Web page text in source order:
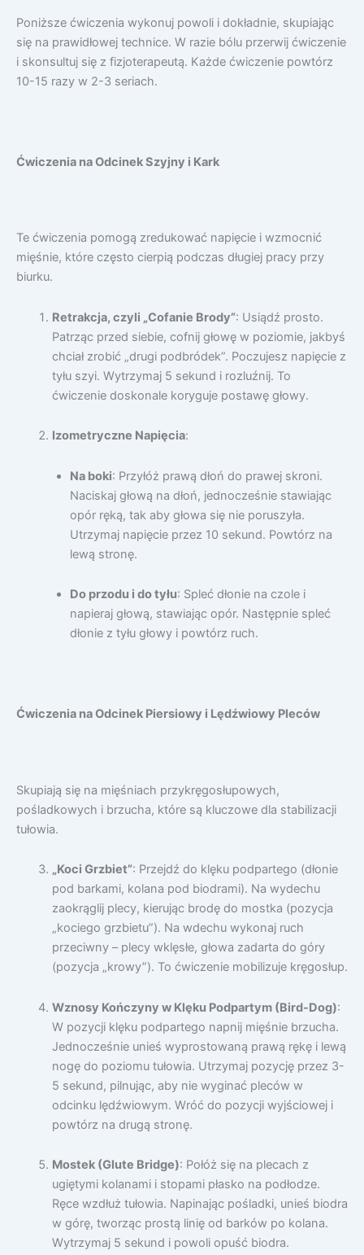
Poniższe ćwiczenia wykonuj powoli i dokładnie, skupiając
się na prawidłowej technice. W razie bólu przerwij ćwiczenie
i skonsultuj się z fizjoterapeutą. Każde ćwiczenie powtórz
10-15 razy w 2-3 seriach.
Ćwiczenia na Odcinek Szyjny i Kark
Te ćwiczenia pomogą zredukować napięcie i wzmocnić
mięśnie, które często cierpią podczas długiej pracy przy
biurku.
Retrakcja, czyli „Cofanie Brody”: Usiądź prosto.
Patrząc przed siebie, cofnij głowę w poziomie, jakbyś
chciał zrobić „drugi podbródek”. Poczujesz napięcie z
tyłu szyi. Wytrzymaj 5 sekund i rozluźnij. To
ćwiczenie doskonale koryguje postawę głowy.
Izometryczne Napięcia:
Na boki: Przyłóż prawą dłoń do prawej skroni.
Naciskaj głową na dłoń, jednocześnie stawiając
opór ręką, tak aby głowa się nie poruszyła.
Utrzymaj napięcie przez 10 sekund. Powtórz na
lewą stronę.
Do przodu i do tyłu: Spleć dłonie na czole i
napieraj głową, stawiając opór. Następnie spleć
dłonie z tyłu głowy i powtórz ruch.
Ćwiczenia na Odcinek Piersiowy i Lędźwiowy Pleców
Skupiają się na mięśniach przykręgosłupowych,
pośladkowych i brzucha, które są kluczowe dla stabilizacji
tułowia.
„Koci Grzbiet”: Przejdź do klęku podpartego (dłonie
pod barkami, kolana pod biodrami). Na wydechu
zaokrąglij plecy, kierując brodę do mostka (pozycja
„kociego grzbietu”). Na wdechu wykonaj ruch
przeciwny – plecy wklęsłe, głowa zadarta do góry
(pozycja „krowy”). To ćwiczenie mobilizuje kręgosłup.
Wznosy Kończyny w Klęku Podpartym (Bird-Dog):
W pozycji klęku podpartego napnij mięśnie brzucha.
Jednocześnie unieś wyprostowaną prawą rękę i lewą
nogę do poziomu tułowia. Utrzymaj pozycję przez 3-
5 sekund, pilnując, aby nie wyginać pleców w
odcinku lędźwiowym. Wróć do pozycji wyjściowej i
powtórz na drugą stronę.
Mostek (Glute Bridge): Połóż się na plecach z
ugiętymi kolanami i stopami płasko na podłodze.
Ręce wzdłuż tułowia. Napinając pośladki, unieś biodra
w górę, tworząc prostą linię od barków po kolana.
Wytrzymaj 5 sekund i powoli opuść biodra.